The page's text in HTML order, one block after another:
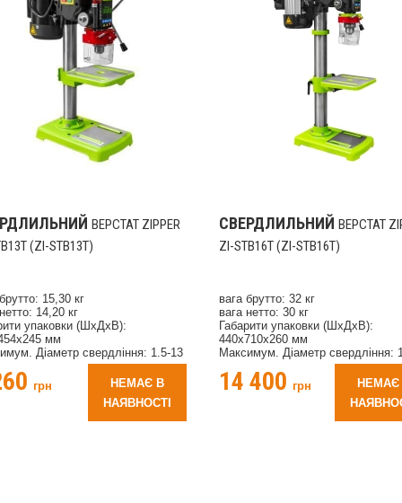
ВЕРСТАТ ZIPPER
(ZI-STB13T)
15,30 кг
14,20 кг
упаковки (ШхДхВ):
мм
Діаметр свердління: 1.5-13
Відстань шпинделя: 220 мм
мотора S1: 400 Вт
плита: 295x190 мм
від шпинделя опорної плити:
грн
НЕМАЄ В
НАЯВНОСТІ
СВЕРДЛИЛЬНИЙ ВЕРСТАТ
ZI-STB16T (ZI-STB16T)
вага брутто: 32 кг
вага нетто: 30 кг
Габарити упаковки (ШхДхВ):
440х710х260 мм
Максимум. Діаметр свердління:
Максимум. Відстань шпинделя:
Потужність мотора S1: 630 Вт
Опорна плита: 343x213 мм
14 400 грн
НЕМАЄ